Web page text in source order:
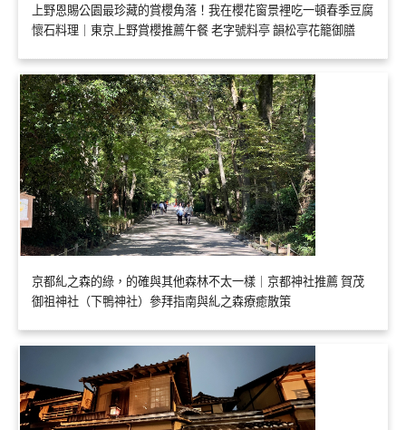
上野恩賜公園最珍藏的賞櫻角落！我在櫻花窗景裡吃一頓春季豆腐
懷石料理｜東京上野賞櫻推薦午餐 老字號料亭 韻松亭花籠御膳
京都糺之森的綠，的確與其他森林不太一樣｜京都神社推薦 賀茂
御祖神社（下鴨神社）參拜指南與糺之森療癒散策